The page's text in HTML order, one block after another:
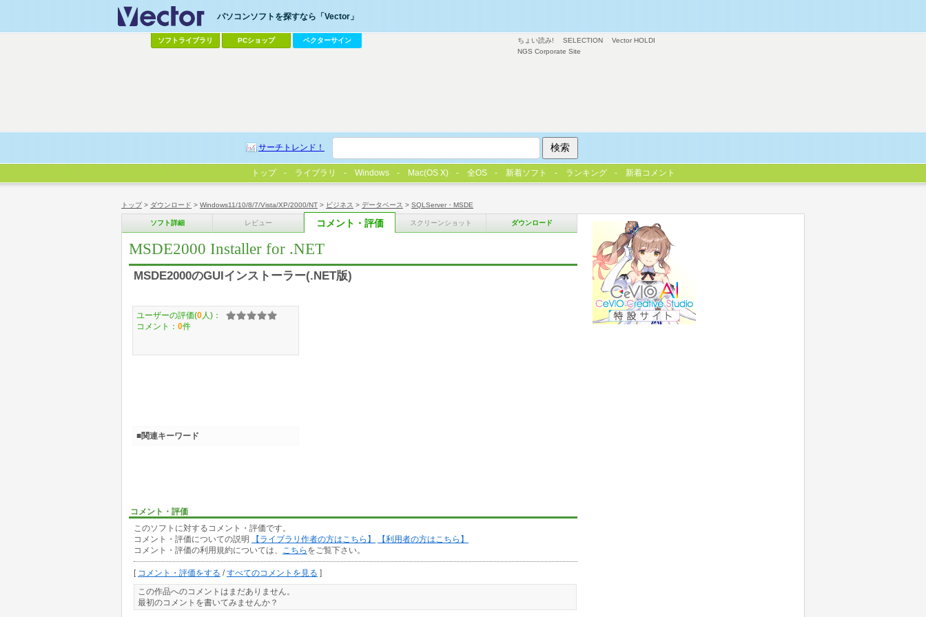
トップ> ダウンロード > Windows11/10/8/7/Vista/XP/2000/NT > ビジネス > データベース > SQLServer・MSDE
ソフト詳細 レビュー コメント・評価 スクリーンショット ダウンロード
MSDE2000 Installer for .NET
MSDE2000のGUIインストーラー(.NET版)
コメント・評価
このソフトに対するコメント・評価です。
コメント・評価についての説明
【ライブラリ作者の方はこちら】
【利用者の方はこちら】
コメント・評価の利用規約については、
こちら をご覧下さい。
[ コメント・評価をする /すべてのコメントを見る ]
この作品へのコメントはまだありません。
最初のコメントを書いてみませんか？
ユーザーの評価(0 人)：
コメント： 0件
■関連キーワード
ちょい読み! SELECTION
Vector HOLDI
NGS Corporate Site
パソコンソフトを探すなら「Vector」
ソフトライブラリ PCショップ ベクターサイン
サーチトレンド！
トップ ライブラリ Windows Mac(OS X) 全OS 新着ソフト ランキング 新着コメント